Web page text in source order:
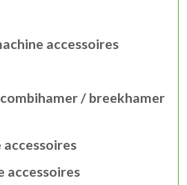
accessoires
/ breekhamer
accessoires